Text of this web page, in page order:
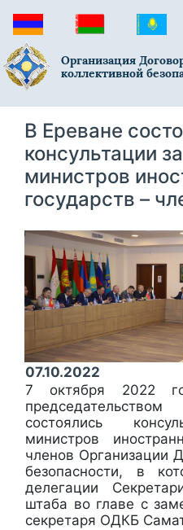
Организация
коллективной
В Ереване
консультации
министров
государств –
07.10.2022
7 октября 2022
состоялись
министров
членов Организации
безопасности, в
делегации
штаба во главе с
секретаря ОДКБ